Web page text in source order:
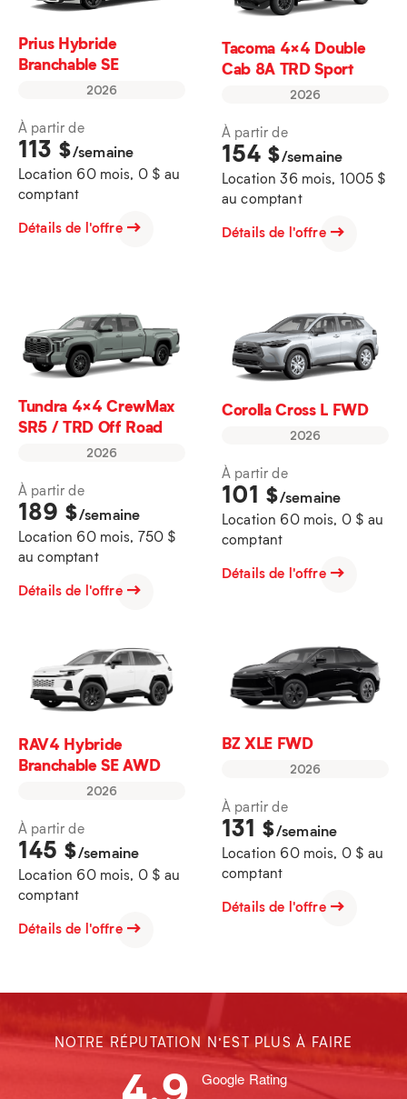
Prius Hybride
Branchable SE
2026
À partir de
113 $/semaine
Location 60 mois, 0 $ au
comptant
Détails de l'offre
Tacoma 4×4 Double
Cab 8A TRD Sport
2026
À partir de
154 $/semaine
Location 36 mois, 1005 $
au comptant
Détails de l'offre
Tundra 4×4 CrewMax
SR5 / TRD Off Road
2026
À partir de
189 $/semaine
Location 60 mois, 750 $
au comptant
Détails de l'offre
Corolla Cross L FWD
2026
À partir de
101 $/semaine
Location 60 mois, 0 $ au
comptant
Détails de l'offre
RAV4 Hybride
Branchable SE AWD
2026
À partir de
145 $/semaine
Location 60 mois, 0 $ au
comptant
Détails de l'offre
BZ XLE FWD
2026
À partir de
131 $/semaine
Location 60 mois, 0 $ au
comptant
Détails de l'offre
NOTRE RÉPUTATION N’EST PLUS À FAIRE
Google Rating
4.9